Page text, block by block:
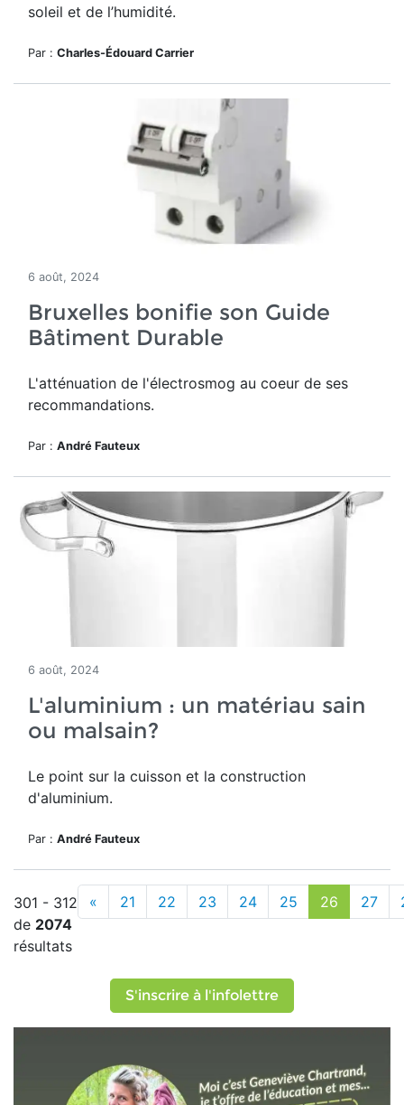
soleil et de l’humidité.
Par : Charles-Édouard Carrier
6 août, 2024
Bruxelles bonifie son Guide
Bâtiment Durable
L'atténuation de l'électrosmog au coeur de ses
recommandations.
Par : André Fauteux
6 août, 2024
L'aluminium : un matériau sain
ou malsain?
Le point sur la cuisson et la construction
d'aluminium.
Par : André Fauteux
301 - 312
de 2074
résultats
« 21 22 23 24 25 26 27
S'inscrire à l'infolettre